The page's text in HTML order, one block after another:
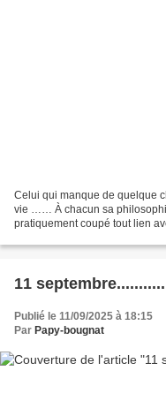
Celui qui manque de quelque
vie …… À chacun sa
pratiquement coupé tout lien
11 septembre...........
Publié le 11/09/2025 à 18:15
Par Papy-bougnat